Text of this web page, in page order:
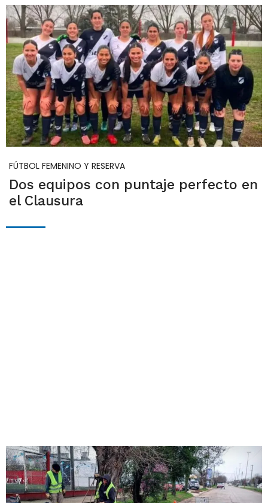
FÚTBOL FEMENINO Y RESERVA
Dos equipos con puntaje perfecto en
el Clausura